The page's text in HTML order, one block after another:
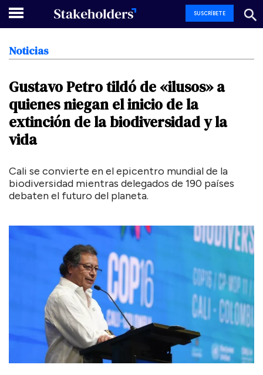
SUSCRÍBETE
Noticias
GustavoPetrotildó de «ilusos» a
quienesniegan elinicio dela
extinción delabiodiversidadyla
vida
Cali se convierte en el epicentro mundial de la
biodiversidad mientras delegados de 190 países
debaten el futuro del planeta.